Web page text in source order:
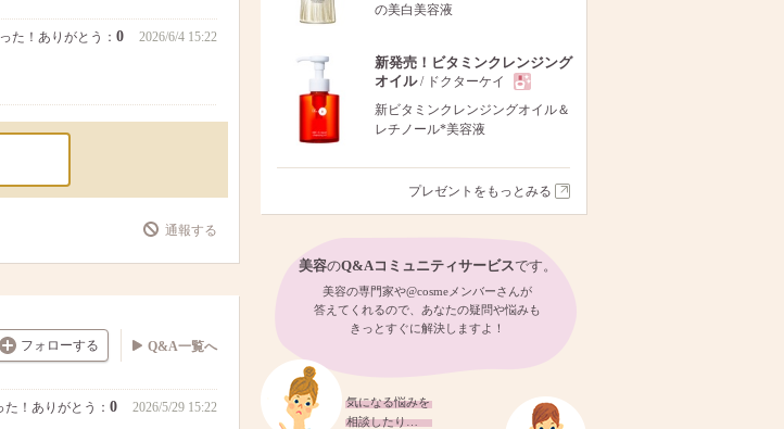
た！ありがとう： 0 2026/6/4 15:22
通報する
フォローする Q&A一覧へ
た！ありがとう： 0 2026/5/29 15:22
の美白美容液
新発売！ビタミンクレンジング
オイル/ ドクターケイ
現
新ビタミンクレンジングオイル＆
レチノール*美容液
プレゼントをもっとみる
美容のQ&Aコミュニティサービスです。
美容の専門家や@cosmeメンバーさんが
答えてくれるので、あなたの疑問や悩みも
きっとすぐに解決しますよ！
気になる悩みを
相談したり…